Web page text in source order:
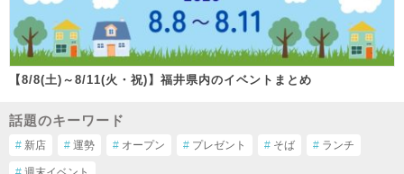
【8/8(土)～8/11(火・祝)】福井県内のイベントまとめ
話題のキーワード
# 新店 # 運勢 # オープン # プレゼント # そば # ランチ